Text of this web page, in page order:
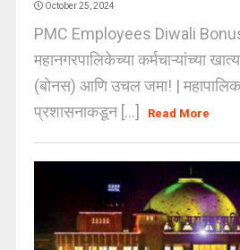
October 25, 2024
PMC Employees Diwali
महानगरपालिकेच्या कर्मचाऱ्यांच्या
(बोनस) आणि उचल जमा! | महापालिका
प्रशासनाकडून [...]
Read More